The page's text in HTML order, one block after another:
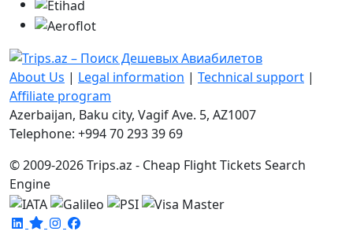
About Us | Legal information | Technical support |
Affiliate program
Azerbaijan, Baku city, Vagif Ave. 5, AZ1007
Telephone: +994 70 293 39 69
© 2009-2026 Trips.az - Cheap Flight Tickets Search
Engine